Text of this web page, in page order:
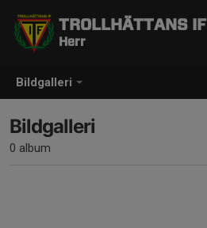
Bildgalleri
TROLLHÄTTANS IF
Herr
Bildgalleri
0 album